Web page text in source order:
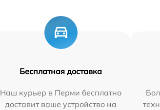
Бесплатная доставка
Наш курьер в Перми бесплатно
доставит ваше устройство на